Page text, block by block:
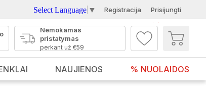
Select Language ▼ Registracija Prisijungti
Nemokamas
pristatymas
perkant už €59
NAUJIENOS % NUOLAIDOS